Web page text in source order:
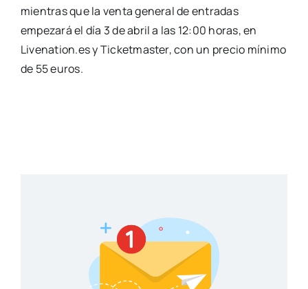
mientras que la venta general de entradas
empezará el día 3 de abril a las 12:00 horas, en
Livenation.es y Ticketmaster, con un precio mínimo
de 55 euros.